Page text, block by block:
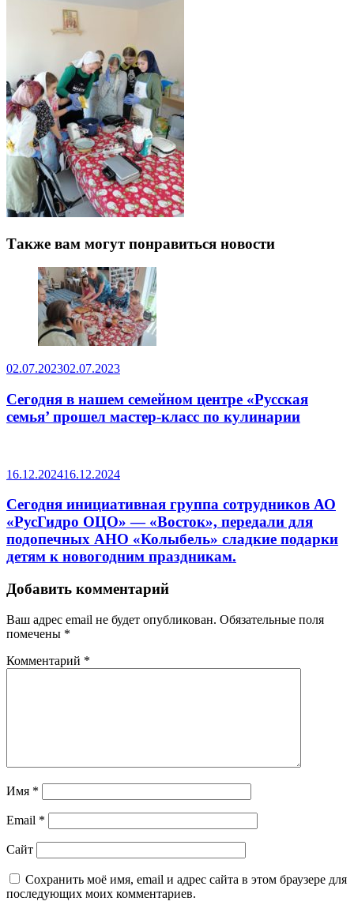
Также вам могут понравиться новости
02.07.202302.07.2023
Сегодня в нашем семейном центре «Русская
семья’ прошел мастер-класс по кулинарии
16.12.202416.12.2024
Сегодня инициативная группа сотрудников АО
«РусГидро ОЦО» — «Восток», передали для
подопечных АНО «Колыбель» сладкие подарки
детям к новогодним праздникам.
Добавить комментарий
Ваш адрес email не будет опубликован. Обязательные поля
помечены *
Комментарий *
Имя *
Email *
Сайт
Сохранить моё имя, email и адрес сайта в этом браузере для
последующих моих комментариев.